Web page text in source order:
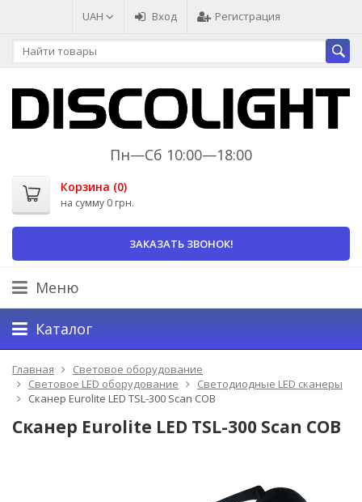
UAH Вход Регистрация
Пн—Сб 10:00—18:00
Корзина (0)
на сумму 0 грн.
ЗАКАЗАТЬ ЗВОНОК!
Меню
Каталог
Главная
Световое оборудование
Световое LED оборудование
Светодиодные LED сканеры
Сканер Eurolite LED TSL-300 Scan COB
Сканер Eurolite LED TSL-300 Scan COB